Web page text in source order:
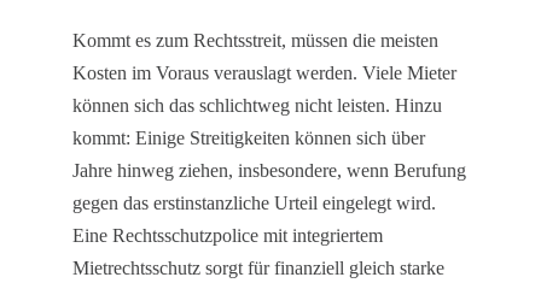
Kommt es zum Rechtsstreit, müssen die meisten
Kosten im Voraus verauslagt werden. Viele Mieter
können sich das schlichtweg nicht leisten. Hinzu
kommt: Einige Streitigkeiten können sich über
Jahre hinweg ziehen, insbesondere, wenn Berufung
gegen das erstinstanzliche Urteil eingelegt wird.
Eine Rechtsschutzpolice mit integriertem
Mietrechtsschutz sorgt für finanziell gleich starke